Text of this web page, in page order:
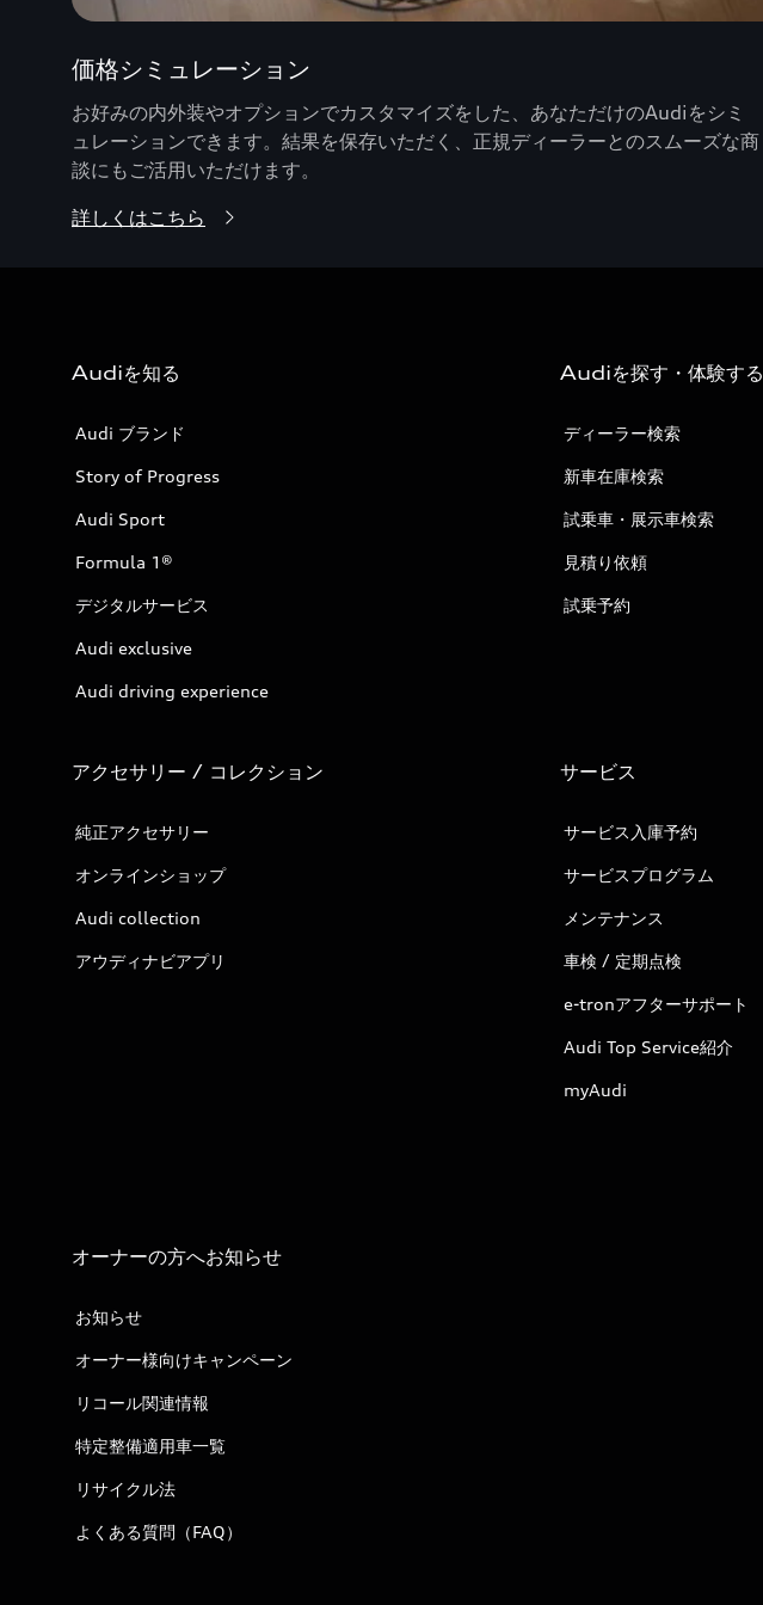
価格シミュレーション
お好みの内外装やオプションでカスタマイズをした、あなただけのAudiをシミ
ュレーションできます。結果を保存いただく、正規ディーラーとのスムーズな商
談にもご活用いただけます。
詳しくはこちら
Audiを知る
Audi ブランド
Story of Progress
Audi Sport
Formula 1®
デジタルサービス
Audi exclusive
Audi driving experience
Audiを探す・体験する
ディーラー検索
新車在庫検索
試乗車・展示車検索
見積り依頼
試乗予約
アクセサリー / コレクション
純正アクセサリー
オンラインショップ
Audi collection
アウディナビアプリ
サービス
サービス入庫予約
サービスプログラム
メンテナンス
車検 / 定期点検
e-tronアフターサポート
Audi Top Service紹介
myAudi
オーナーの方へお知らせ
お知らせ
オーナー様向けキャンペーン
リコール関連情報
特定整備適用車一覧
リサイクル法
よくある質問（FAQ）